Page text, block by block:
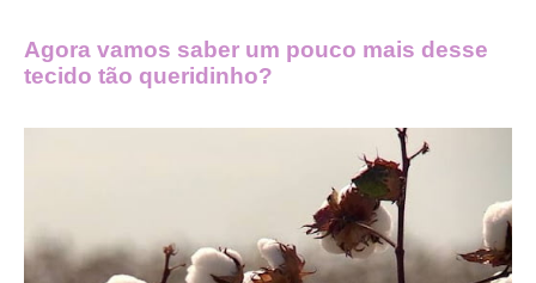
Agora vamos saber um pouco mais desse
tecido tão queridinho?